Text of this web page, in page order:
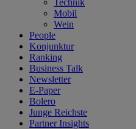
Mobil
Wein
People
Konjunktur
Ranking
Business Talk
Newsletter
E-Paper
Bolero
Junge Reichste
Partner Insights